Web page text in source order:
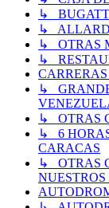
↳
↳
↳ OTRAS
↳
↳
↳ OTRAS
↳ 6
CARACAS
↳ OTRAS
NUESTROS